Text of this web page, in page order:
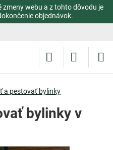
webu a z tohto dôvodu je
objednávok.
a pestovať bylinky
bylinky v